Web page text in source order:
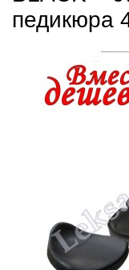
педикюра